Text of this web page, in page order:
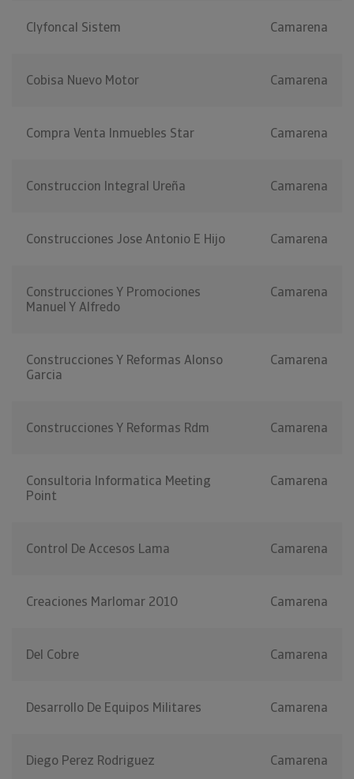
Clyfoncal Sistem Camarena
Cobisa Nuevo Motor Camarena
Compra Venta Inmuebles Star Camarena
Construccion Integral Ureña Camarena
Construcciones Jose Antonio E Hijo Camarena
Construcciones Y Promociones
Manuel Y Alfredo
Camarena
Construcciones Y Reformas Alonso
Garcia
Camarena
Construcciones Y Reformas Rdm Camarena
Consultoria Informatica Meeting
Point
Camarena
Control De Accesos Lama Camarena
Creaciones Marlomar 2010 Camarena
Del Cobre Camarena
Desarrollo De Equipos Militares Camarena
Diego Perez Rodriguez Camarena